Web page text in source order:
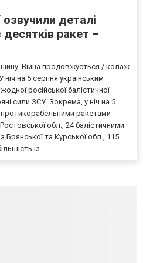
деталі
десятків ракет –
Війна продовжується / колаж
на 5 серпня українським
російської балістичної
сили ЗСУ. Зокрема, у ніч на 5
ракетами
обл., 24 балістичними
Брянської та Курської обл., 115
із...